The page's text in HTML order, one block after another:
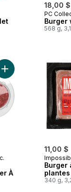
18,00 $
PC
Burger
568 g,
À
11,00 $
Burger
plantes
340 g,